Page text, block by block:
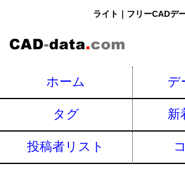
ライト｜フリーCADデ
ホーム デ
タグ 新
投稿者リスト